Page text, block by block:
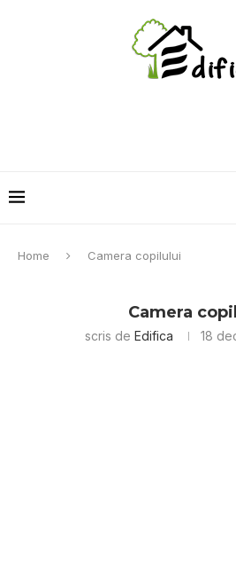
Home Camera copilului
Camera
scris de Edifica 18